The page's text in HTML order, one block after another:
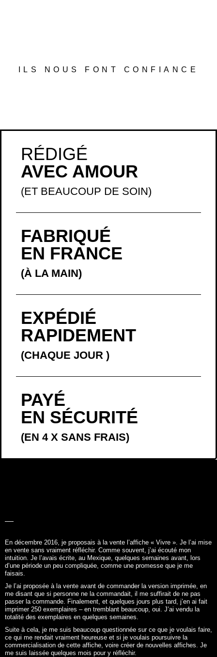
ILS NOUS FONT CONFIANCE
RÉDIGÉ
AVEC AMOUR
(ET BEAUCOUP DE SOIN)
FABRIQUÉ
EN FRANCE
(À LA MAIN)
EXPÉDIÉ
RAPIDEMENT
(CHAQUE JOUR )
PAYÉ
EN SÉCURITÉ
(EN 4 X SANS FRAIS)
En décembre 2016, je proposais à la vente l’affiche « Vivre ». Je l’ai mise
en vente sans vraiment réfléchir. Comme souvent, j’ai écouté mon
intuition. Je l’avais écrite, au Mexique, quelques semaines avant, lors
d’une période un peu compliquée, comme une promesse que je me
faisais.
Je l’ai proposée à la vente avant de commander la version imprimée, en
me disant que si personne ne la commandait, il me suffirait de ne pas
passer la commande. Finalement, et quelques jours plus tard, j’en ai fait
imprimer 250 exemplaires – en tremblant beaucoup, oui. J’ai vendu la
totalité des exemplaires en quelques semaines.
Suite à cela, je me suis beaucoup questionnée sur ce que je voulais faire,
ce qui me rendait vraiment heureuse et si je voulais poursuivre la
commercialisation de cette affiche, voire créer de nouvelles affiches. Je
me suis laissée quelques mois pour y réfléchir.